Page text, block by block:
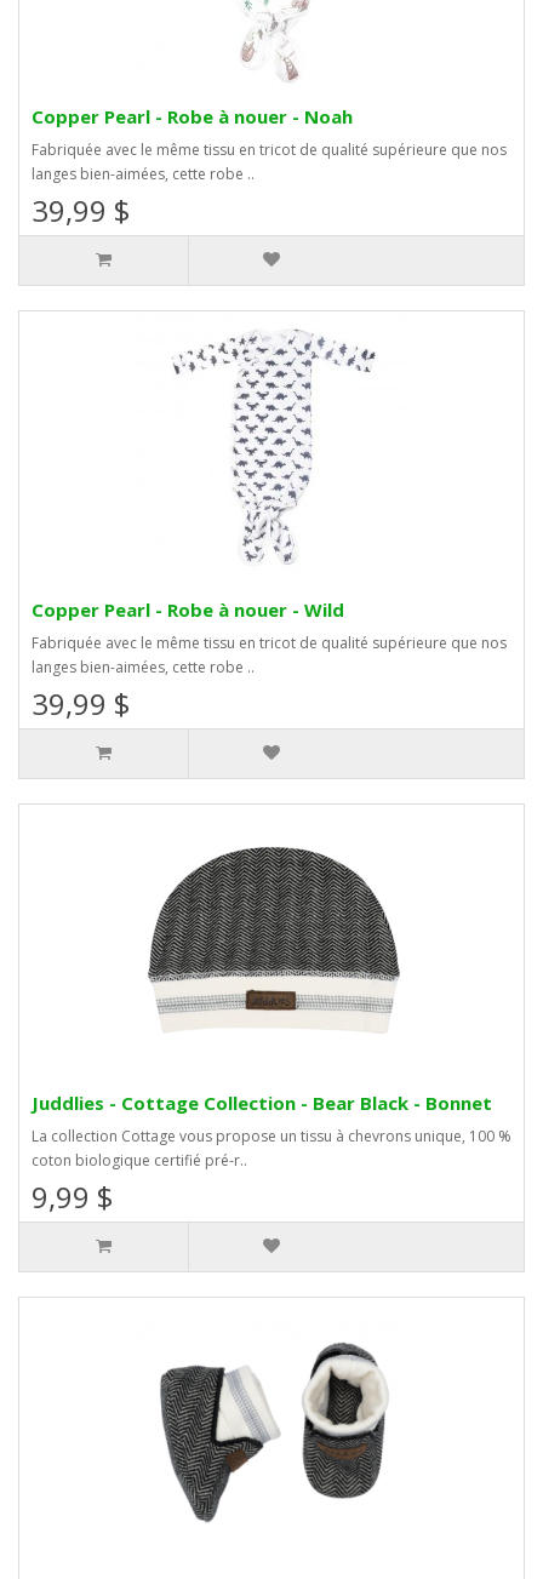
Copper Pearl - Robe à nouer - Noah
Fabriquée avec le même tissu en tricot de qualité supérieure que nos
langes bien-aimées, cette robe ..
39,99 $
Copper Pearl - Robe à nouer - Wild
Fabriquée avec le même tissu en tricot de qualité supérieure que nos
langes bien-aimées, cette robe ..
39,99 $
Juddlies - Cottage Collection - Bear Black - Bonnet
La collection Cottage vous propose un tissu à chevrons unique, 100 %
coton biologique certifié pré-r..
9,99 $